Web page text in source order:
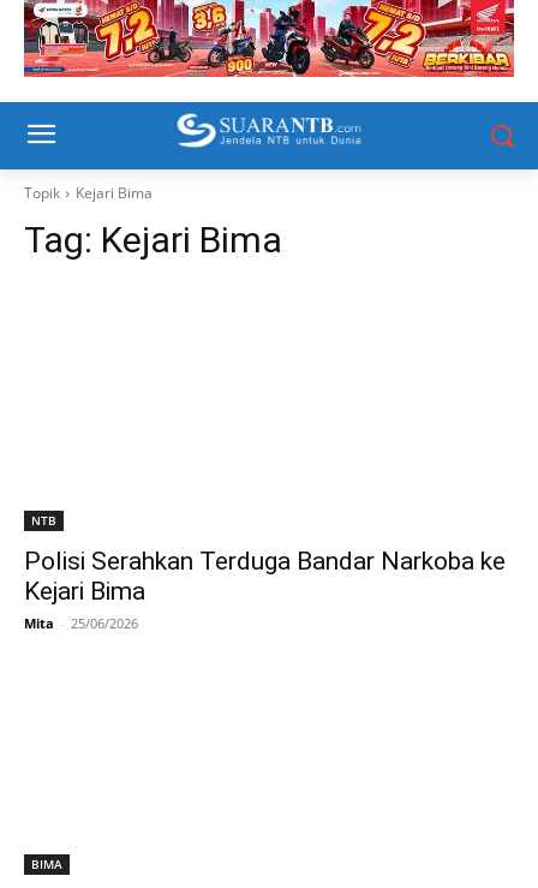
Topik Kejari Bima
Tag: Kejari Bima
NTB
Polisi Serahkan Terduga Bandar Narkoba ke
Kejari Bima
Mita - 25/06/2026
BIMA